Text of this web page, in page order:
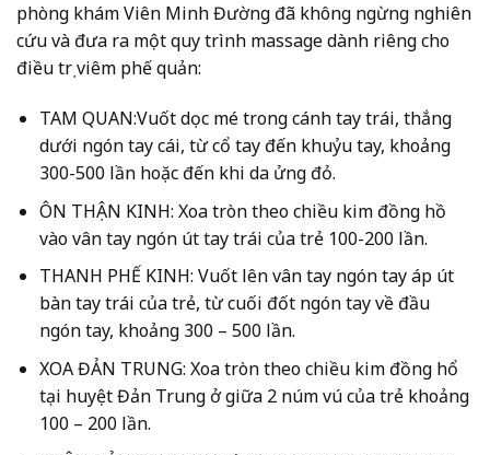
phòng khám Viên Minh Đường đã không ngừng nghiên
cứu và đưa ra một quy trình massage dành riêng cho
điều trị viêm phế quản:
TAM QUAN:Vuốt dọc mé trong cánh tay trái, thắng
dưới ngón tay cái, từ cổ tay đến khuỷu tay, khoảng
300-500 lần hoặc đến khi da ửng đỏ.
ÔN THẬN KINH: Xoa tròn theo chiều kim đồng hồ
vào vân tay ngón út tay trái của trẻ 100-200 lần.
THANH PHẾ KINH: Vuốt lên vân tay ngón tay áp út
bàn tay trái của trẻ, từ cuối đốt ngón tay về đầu
ngón tay, khoảng 300 – 500 lần.
XOA ĐẢN TRUNG: Xoa tròn theo chiều kim đồng hổ
tại huyệt Đản Trung ở giữa 2 núm vú của trẻ khoảng
100 – 200 lần.